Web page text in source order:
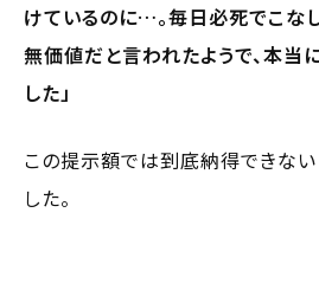
けているのに…。毎日必死でこな
無価値だと言われたようで、本当
した」
この提示額では到底納得できない
した。